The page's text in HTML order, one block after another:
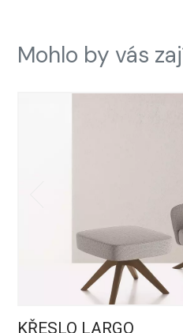
Mohlo by vás
KŘESLO LARGO